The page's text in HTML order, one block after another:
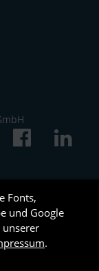
Fonts,
und Google
unserer
.